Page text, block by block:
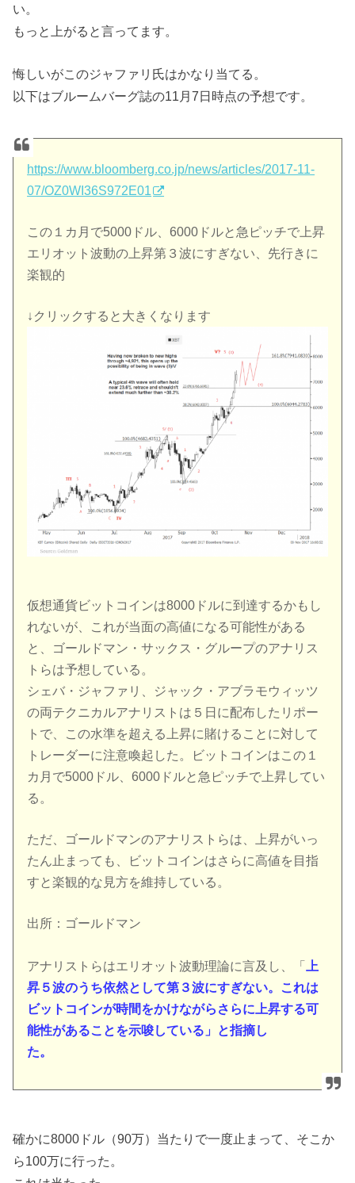
い。
もっと上がると言ってます。
悔しいがこのジャファリ氏はかなり当てる。
以下はブルームバーグ誌の11月7日時点の予想です。
https://www.bloomberg.co.jp/news/articles/2017-11-
07/OZ0WI36S972E01
この１カ月で5000ドル、6000ドルと急ピッチで上昇
エリオット波動の上昇第３波にすぎない、先行きに
楽観的
↓クリックすると大きくなります
仮想通貨ビットコインは8000ドルに到達するかもし
れないが、これが当面の高値になる可能性がある
と、ゴールドマン・サックス・グループのアナリス
トらは予想している。
シェバ・ジャファリ、ジャック・アブラモウィッツ
の両テクニカルアナリストは５日に配布したリポー
トで、この水準を超える上昇に賭けることに対して
トレーダーに注意喚起した。ビットコインはこの１
カ月で5000ドル、6000ドルと急ピッチで上昇してい
る。
ただ、ゴールドマンのアナリストらは、上昇がいっ
たん止まっても、ビットコインはさらに高値を目指
すと楽観的な見方を維持している。
出所：ゴールドマン
アナリストらはエリオット波動理論に言及し、「
上
昇５波のうち依然として第３波にすぎない。これは
ビットコインが時間をかけながらさらに上昇する可
能性があることを示唆している」と指摘し
た。
確かに8000ドル（90万）当たりで一度止まって、そこか
ら100万に行った。